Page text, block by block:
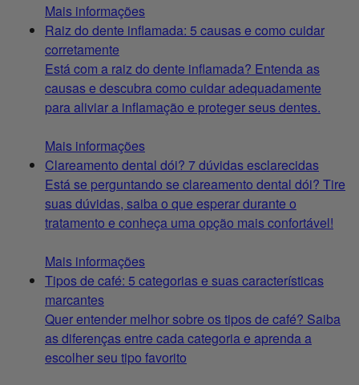
Mais informações
Raiz do dente inflamada: 5 causas e como cuidar
corretamente
Está com a raiz do dente inflamada? Entenda as
causas e descubra como cuidar adequadamente
para aliviar a inflamação e proteger seus dentes.
Mais informações
Clareamento dental dói? 7 dúvidas esclarecidas
Está se perguntando se clareamento dental dói? Tire
suas dúvidas, saiba o que esperar durante o
tratamento e conheça uma opção mais confortável!
Mais informações
Tipos de café: 5 categorias e suas características
marcantes
Quer entender melhor sobre os tipos de café? Saiba
as diferenças entre cada categoria e aprenda a
escolher seu tipo favorito